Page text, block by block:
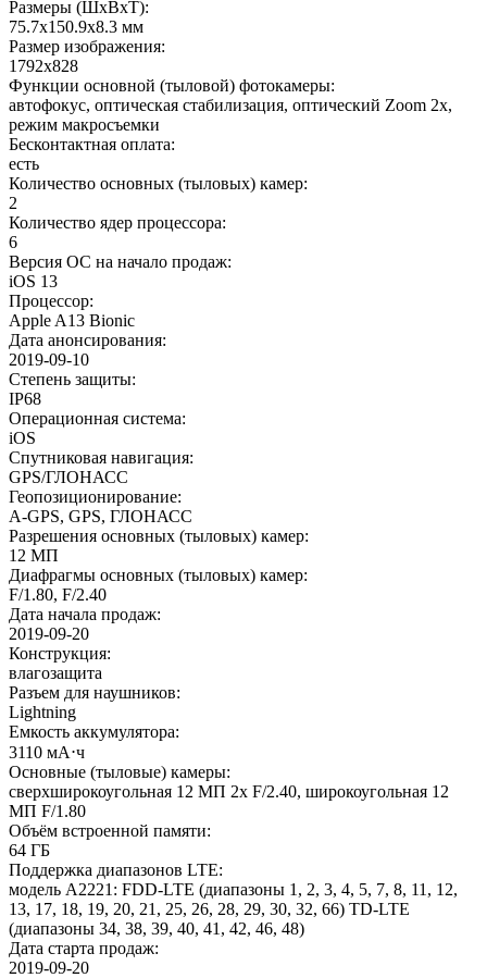
Размеры (ШxВxТ):
75.7x150.9x8.3 мм
Размер изображения:
1792x828
Функции основной (тыловой) фотокамеры:
автофокус, оптическая стабилизация, оптический Zoom 2x,
режим макросъемки
Бесконтактная оплата:
есть
Количество основных (тыловых) камер:
2
Количество ядер процессора:
6
Версия ОС на начало продаж:
iOS 13
Процессор:
Apple A13 Bionic
Дата анонсирования:
2019-09-10
Степень защиты:
IP68
Операционная система:
iOS
Спутниковая навигация:
GPS/ГЛОНАСС
Геопозиционирование:
A-GPS, GPS, ГЛОНАСС
Разрешения основных (тыловых) камер:
12 МП
Диафрагмы основных (тыловых) камер:
F/1.80, F/2.40
Дата начала продаж:
2019-09-20
Конструкция:
влагозащита
Разъем для наушников:
Lightning
Емкость аккумулятора:
3110 мА⋅ч
Основные (тыловые) камеры:
сверхширокоугольная 12 МП 2x F/2.40, широкоугольная 12
МП F/1.80
Объём встроенной памяти:
64 ГБ
Поддержка диапазонов LTE:
модель A2221: FDD‑LTE (диапазоны 1, 2, 3, 4, 5, 7, 8, 11, 12,
13, 17, 18, 19, 20, 21, 25, 26, 28, 29, 30, 32, 66) TD‑LTE
(диапазоны 34, 38, 39, 40, 41, 42, 46, 48)
Дата старта продаж:
2019-09-20